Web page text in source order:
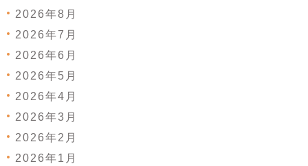
2026年8月
2026年7月
2026年6月
2026年5月
2026年4月
2026年3月
2026年2月
2026年1月